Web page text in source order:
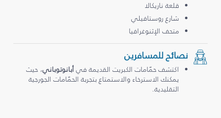
قلعة ناريكالا
شارع روستافيلي
متحف الإثنوغرافيا
نصائح للمسافرين
اكتشف حمّامات الكبريت القديمة فيأبانوتوباني، حيث
يمكنك الاسترخاء والاستمتاع بتجربة الحمّامات الجورجية
التقليدية.